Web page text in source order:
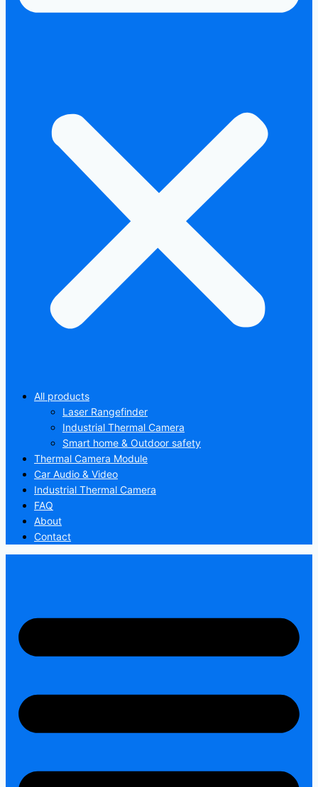
All products
Laser Rangefinder
Industrial Thermal Camera
Smart home & Outdoor safety
Thermal Camera Module
Car Audio & Video
Industrial Thermal Camera
FAQ
About
Contact